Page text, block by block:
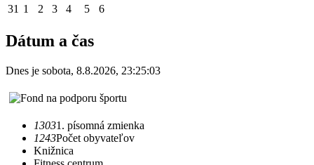
31 1 2 3 4 5 6
Dátum a čas
Dnes je sobota, 8.8.2026, 23:25:03
13031. písomná zmienka
1243Počet obyvateľov
Knižnica